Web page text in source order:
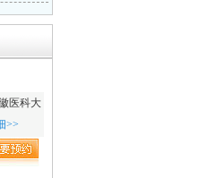
医科大
>>